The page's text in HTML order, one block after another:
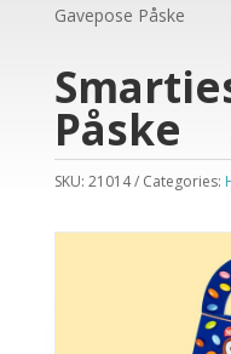
Gavepose Påske
Påske
SKU: 21014 Categories: